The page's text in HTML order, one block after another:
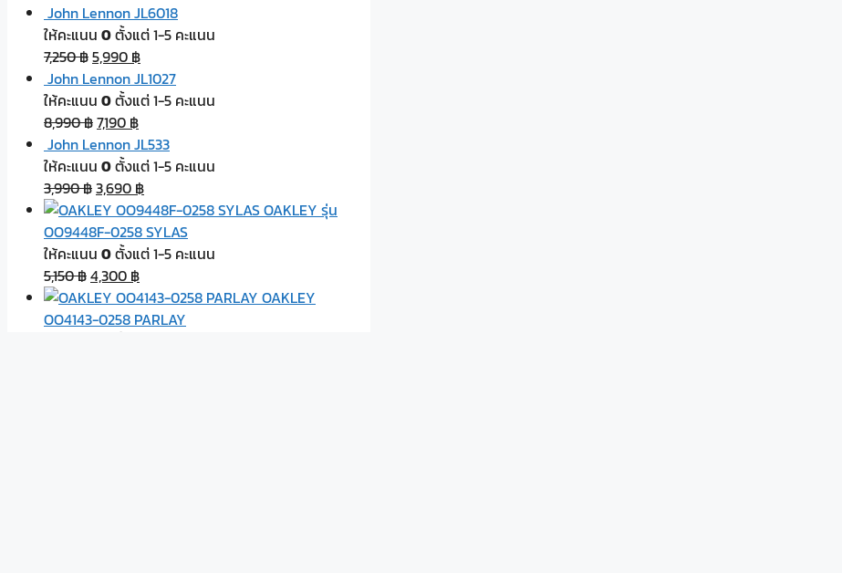
John Lennon JL6018
ให้คะแนน 0ตั้งแต่ 1-5 คะแนน
7,250฿5,990 ฿
John Lennon JL1027
ให้คะแนน 0ตั้งแต่ 1-5 คะแนน
8,990฿7,190 ฿
John Lennon JL533
ให้คะแนน 0ตั้งแต่ 1-5 คะแนน
3,990฿3,690 ฿
OAKLEY รุ่น
OO9448F-0258 SYLAS
ให้คะแนน 0ตั้งแต่ 1-5 คะแนน
5,150฿4,300 ฿
OAKLEY
OO4143-0258 PARLAY